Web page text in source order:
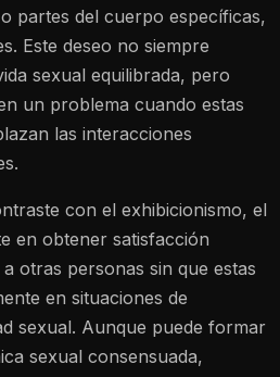
partes del cuerpo específicas,
Este deseo no siempre
sexual equilibrada, pero
un problema cuando estas
las interacciones
con el exhibicionismo, el
en obtener satisfacción
otras personas sin que estas
en situaciones de
sexual. Aunque puede formar
sexual consensuada,